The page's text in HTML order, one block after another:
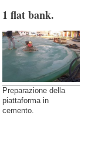
1 flat bank.
Preparazione della
piattaforma in
cemento.